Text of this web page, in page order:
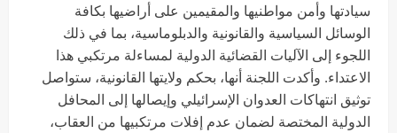
سيادتها وأمن مواطنيها والمقيمين على أراضيها بكافة
الوسائل السياسية والقانونية والدبلوماسية، بما في ذلك
اللجوء إلى الآليات القضائية الدولية لمساءلة مرتكبي هذا
الاعتداء. وأكدت اللجنة أنها، بحكم ولايتها القانونية، ستواصل
توثيق انتهاكات العدوان الإسرائيلي وإيصالها إلى المحافل
الدولية المختصة لضمان عدم إفلات مرتكبيها من العقاب،